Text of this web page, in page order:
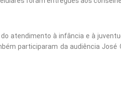
atendimento à infância e à
participaram da audiência